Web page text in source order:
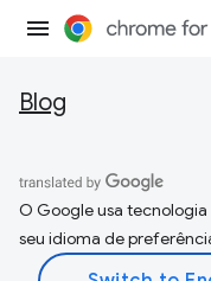
Blog
O Google usa
seu idioma de